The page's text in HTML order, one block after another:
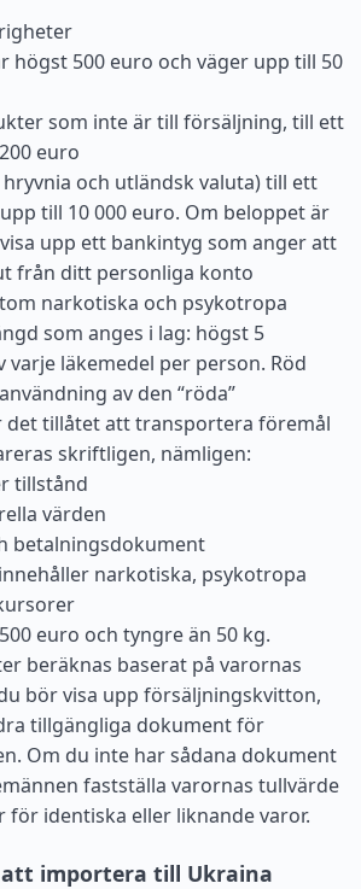
högst 500 euro och väger upp till 50
som inte är till försäljning, till ett
euro
och utländsk valuta) till ett
till 10 000 euro. Om beloppet är
upp ett bankintyg som anger att
från ditt personliga konto
narkotiska och psykotropa
som anges i lag: högst 5
läkemedel per person. Röd
av den “röda”
tillåtet att transportera föremål
skriftligen, nämligen:
tillstånd
värden
betalningsdokument
narkotiska, psykotropa
euro och tyngre än 50 kg.
beräknas baserat på varornas
bör visa upp försäljningskvitton,
tillgängliga dokument för
Om du inte har sådana dokument
fastställa varornas tullvärde
för identiska eller liknande varor.
importera till Ukraina